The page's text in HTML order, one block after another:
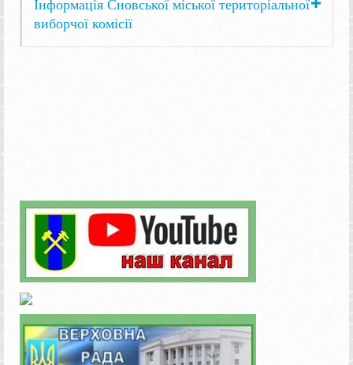
Інформація Сновської міської територіальної
виборчої комісії